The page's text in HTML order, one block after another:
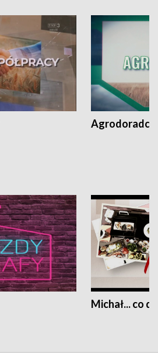
Agrodoradcy
Michał... co